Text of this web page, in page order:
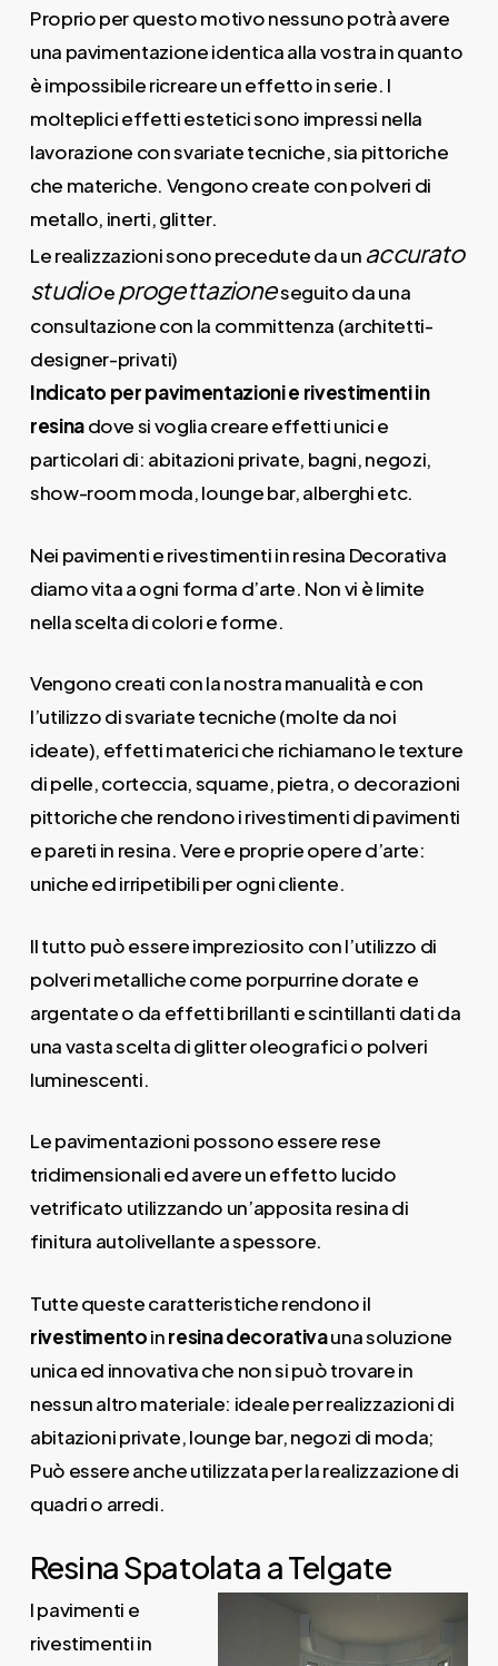
Proprio per questo motivo nessuno potrà avere
una pavimentazione identica alla vostra in quanto
è impossibile ricreare un effetto in serie. I
molteplici effetti estetici sono impressi nella
lavorazione con svariate tecniche, sia pittoriche
che materiche. Vengono create con polveri di
metallo, inerti, glitter.
Le realizzazioni sono precedute da un accurato
studioe progettazioneseguito da una
consultazione con la committenza (architetti-
designer-privati)
Indicato per pavimentazioni e rivestimenti in
resinadove si voglia creare effetti unici e
particolari di: abitazioni private, bagni, negozi,
show-room moda, lounge bar, alberghi etc.
Nei pavimenti e rivestimenti in resina Decorativa
diamo vita a ogni forma d’arte. Non vi è limite
nella scelta di colori e forme.
Vengono creati con la nostra manualità e con
l’utilizzo di svariate tecniche (molte da noi
ideate), effetti materici che richiamano le texture
di pelle, corteccia, squame, pietra, o decorazioni
pittoriche che rendono i rivestimenti di pavimenti
e pareti in resina. Vere e proprie opere d’arte:
uniche ed irripetibili per ogni cliente.
Il tutto può essere impreziosito con l’utilizzo di
polveri metalliche come porpurrine dorate e
argentate o da effetti brillanti e scintillanti dati da
una vasta scelta di glitter oleografici o polveri
luminescenti.
Le pavimentazioni possono essere rese
tridimensionali ed avere un effetto lucido
vetrificato utilizzando un’apposita resina di
finitura autolivellante a spessore.
Tutte queste caratteristiche rendono il
rivestimentoinresina decorativauna soluzione
unica ed innovativa che non si può trovare in
nessun altro materiale: ideale per realizzazioni di
abitazioni private, lounge bar, negozi di moda;
Può essere anche utilizzata per la realizzazione di
quadri o arredi.
Resina Spatolata a Telgate
I pavimenti e
rivestimenti in